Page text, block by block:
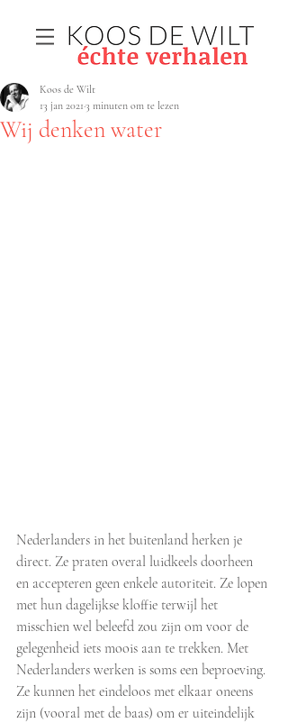
Wij denken water
Koos de Wilt
13 jan 2021 3 minuten om te lezen
Nederlanders in het buitenland herken je
direct. Ze praten overal luidkeels doorheen
en accepteren geen enkele autoriteit. Ze lopen
met hun dagelijkse kloffie terwijl het
misschien wel beleefd zou zijn om voor de
gelegenheid iets moois aan te trekken. Met
Nederlanders werken is soms een beproeving.
Ze kunnen het eindeloos met elkaar oneens
zijn (vooral met de baas) om er uiteindelijk